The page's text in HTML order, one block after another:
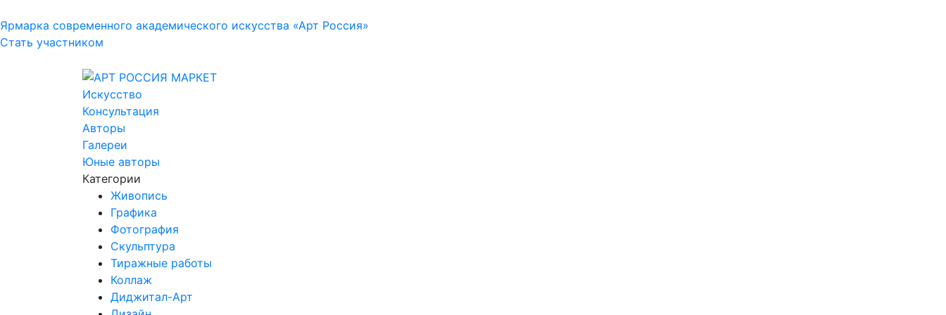
Ярмарка современного академического искусства «Арт Россия»
Стать участником
Искусство
Консультация
Авторы
Галереи
Юные авторы
Категории
Живопись
Графика
Фотография
Скульптура
Тиражные работы
Коллаж
Диджитал-Арт